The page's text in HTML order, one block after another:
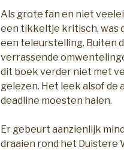
Als grote fan en niet
een tikkeltje kritisch, was
een teleurstelling. Buiten
verrassende
dit boek verder niet met
gelezen. Het leek alsof de
deadline moesten halen.
Er gebeurt aanzienlijk
draaien rond het Duistere